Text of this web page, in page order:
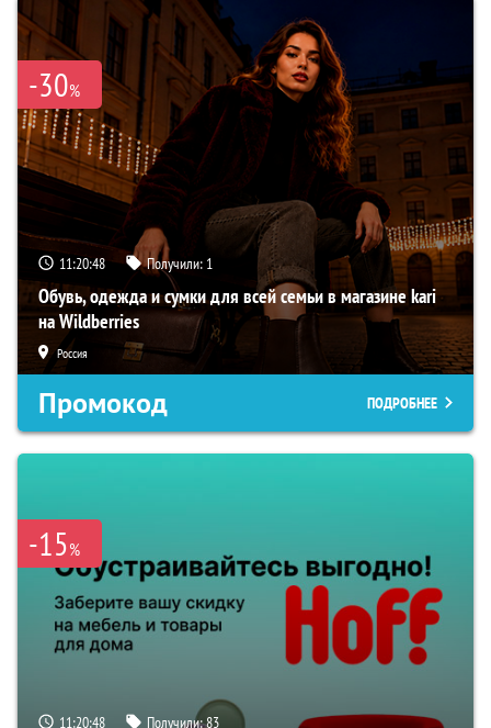
-30%
11:20:47 Получили: 1
Обувь, одежда и сумки для всей семьи в магазине kari
на Wildberries
Россия
Промокод ПОДРОБНЕЕ
-15%
11:20:47 Получили:83